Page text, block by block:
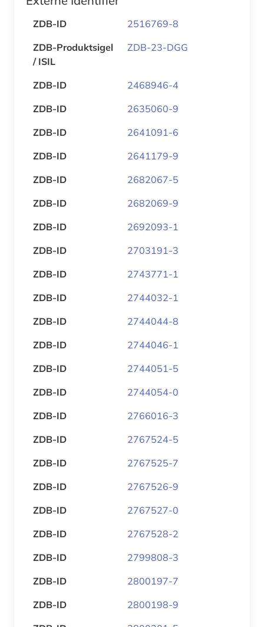
ZDB-ID
2516769-8
ZDB-Produktsigel
/ ISIL
ZDB-23-DGG
ZDB-ID
2468946-4
ZDB-ID
2635060-9
ZDB-ID
2641091-6
ZDB-ID
2641179-9
ZDB-ID
2682067-5
ZDB-ID
2682069-9
ZDB-ID
2692093-1
ZDB-ID
2703191-3
ZDB-ID
2743771-1
ZDB-ID
2744032-1
ZDB-ID
2744044-8
ZDB-ID
2744046-1
ZDB-ID
2744051-5
ZDB-ID
2744054-0
ZDB-ID
2766016-3
ZDB-ID
2767524-5
ZDB-ID
2767525-7
ZDB-ID
2767526-9
ZDB-ID
2767527-0
ZDB-ID
2767528-2
ZDB-ID
2799808-3
ZDB-ID
2800197-7
ZDB-ID
2800198-9